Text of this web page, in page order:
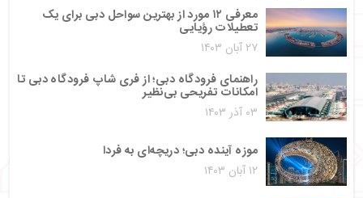
معرفی ۱۲ مورد از بهترین سواحل دبی برای یک
تعطیلات رؤیایی
۲۷ آبان ۱۴۰۳
راهنمای فرودگاه دبی؛ از فری شاپ فرودگاه دبی تا
امکانات تفریحی بی‌نظیر
۰۳ آذر ۱۴۰۳
موزه آینده دبی؛ دریچه‌ای به فردا
۱۲ آبان ۱۴۰۳